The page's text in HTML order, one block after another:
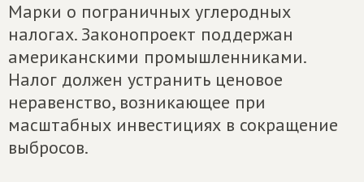
Марки о пограничных углеродных
налогах. Законопроект поддержан
американскими промышленниками.
Налог должен устранить ценовое
неравенство, возникающее при
масштабных инвестициях в сокращение
выбросов.